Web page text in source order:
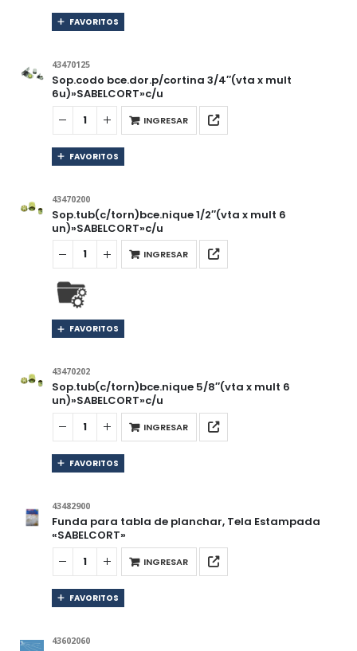
FAVORITOS
43470125
Sop.codo bce.dor.p/cortina 3/4″(vta x mult
6u)»SABELCORT»c/u
INGRESAR
FAVORITOS
43470200
Sop.tub(c/torn)bce.nique 1/2″(vta x mult 6
un)»SABELCORT»c/u
INGRESAR
FAVORITOS
43470202
Sop.tub(c/torn)bce.nique 5/8″(vta x mult 6
un)»SABELCORT»c/u
INGRESAR
FAVORITOS
43482900
Funda para tabla de planchar, Tela Estampada
«SABELCORT»
INGRESAR
FAVORITOS
43602060